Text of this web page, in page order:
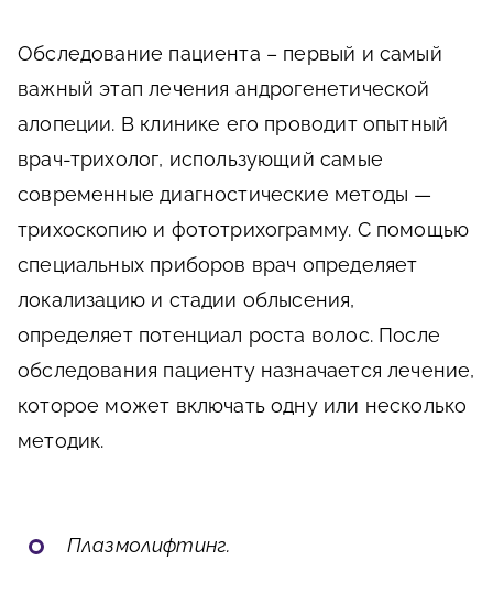
Обследование пациента – первый и самый
важный этап лечения андрогенетической
алопеции. В клинике его проводит опытный
врач-трихолог, использующий самые
современные диагностические методы —
трихоскопию и фототрихограмму. С помощью
специальных приборов врач определяет
локализацию и стадии облысения,
определяет потенциал роста волос. После
обследования пациенту назначается лечение,
которое может включать одну или несколько
методик.
Плазмолифтинг.